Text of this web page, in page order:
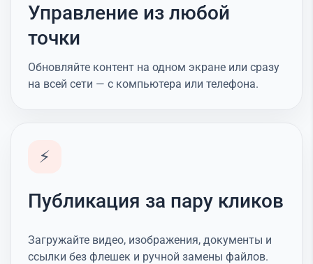
Управление из любой
точки
Обновляйте контент на одном экране или сразу
на всей сети — с компьютера или телефона.
⚡
Публикация за пару кликов
Загружайте видео, изображения, документы и
ссылки без флешек и ручной замены файлов.